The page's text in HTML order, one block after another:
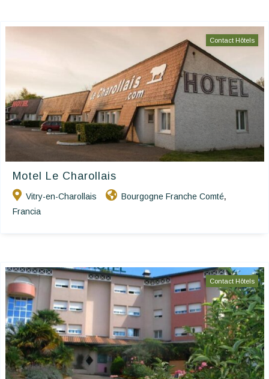
Contact Hôtels
Motel Le Charollais
Vitry-en-Charollais Bourgogne Franche Comté,
Francia
Contact Hôtels